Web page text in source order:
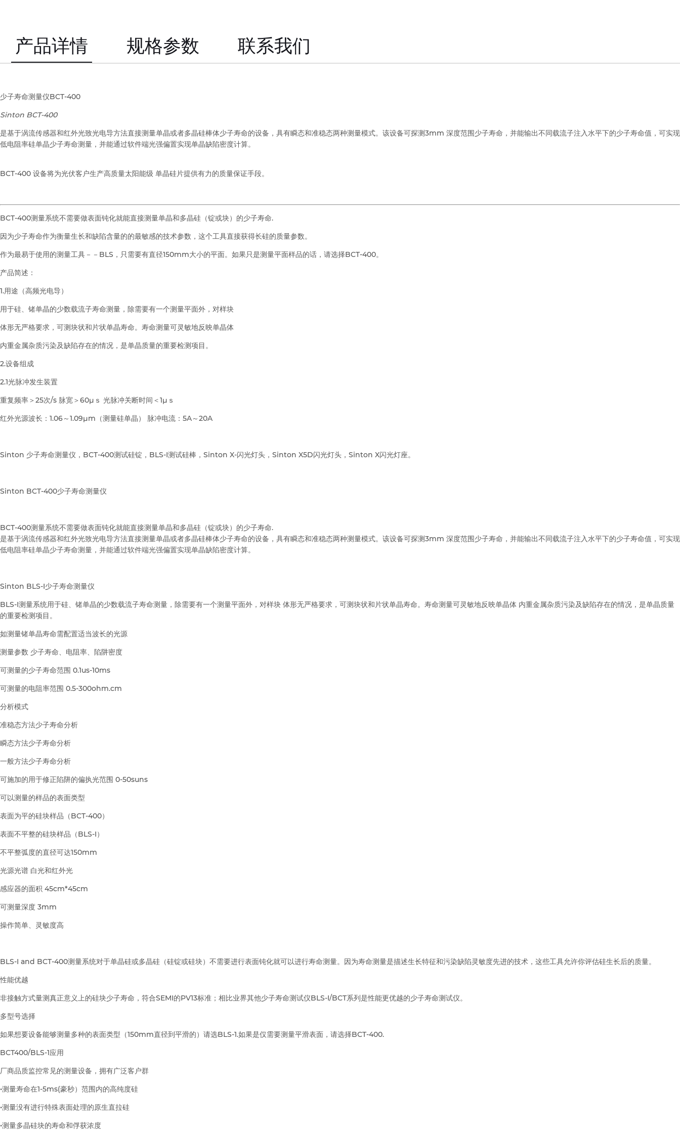
产品详情 规格参数 联系我们
少子寿命测量仪BCT-400
Sinton BCT-400
是基于涡流传感器和红外光致光电导方法直接测量单晶或者多晶硅棒体少子寿命的设备，具有瞬态和准稳态两种测量模式。该设备可探测3mm 深度范围少子寿命，并能输出不同载流子注入水平下的少子寿命值，可实现
低电阻率硅单晶少子寿命测量，并能通过软件端光强偏置实现单晶缺陷密度计算。
BCT-400 设备将为光伏客户生产高质量太阳能级 单晶硅片提供有力的质量保证手段。
BCT-400测量系统不需要做表面钝化就能直接测量单晶和多晶硅（锭或块）的少子寿命.
因为少子寿命作为衡量生长和缺陷含量的的最敏感的技术参数，这个工具直接获得长硅的质量参数。
作为最易于使用的测量工具－－BLS，只需要有直径150mm大小的平面。如果只是测量平面样品的话，请选择BCT-400。
产品简述：
1.用途（高频光电导）
用于硅、锗单晶的少数载流子寿命测量，除需要有一个测量平面外，对样块
体形无严格要求，可测块状和片状单晶寿命。寿命测量可灵敏地反映单晶体
内重金属杂质污染及缺陷存在的情况，是单晶质量的重要检测项目。
2.设备组成
2.1光脉冲发生装置
重复频率＞25次/s 脉宽＞60μｓ 光脉冲关断时间＜1μｓ
红外光源波长：1.06～1.09μm（测量硅单晶） 脉冲电流：5A～20A
Sinton 少子寿命测量仪，BCT-400测试硅锭，BLS-I测试硅棒，Sinton X-闪光灯头，Sinton X5D闪光灯头，Sinton X闪光灯座。
Sinton BCT-400少子寿命测量仪
BCT-400测量系统不需要做表面钝化就能直接测量单晶和多晶硅（锭或块）的少子寿命.
是基于涡流传感器和红外光致光电导方法直接测量单晶或者多晶硅棒体少子寿命的设备，具有瞬态和准稳态两种测量模式。该设备可探测3mm 深度范围少子寿命，并能输出不同载流子注入水平下的少子寿命值，可实现
低电阻率硅单晶少子寿命测量，并能通过软件端光强偏置实现单晶缺陷密度计算。
Sinton BLS-I少子寿命测量仪
BLS-I测量系统用于硅、锗单晶的少数载流子寿命测量，除需要有一个测量平面外，对样块 体形无严格要求，可测块状和片状单晶寿命。寿命测量可灵敏地反映单晶体 内重金属杂质污染及缺陷存在的情况，是单晶质量
的重要检测项目。
如测量锗单晶寿命需配置适当波长的光源
测量参数 少子寿命、电阻率、陷阱密度
可测量的少子寿命范围 0.1us-10ms
可测量的电阻率范围 0.5-300ohm.cm
分析模式
准稳态方法少子寿命分析
瞬态方法少子寿命分析
一般方法少子寿命分析
可施加的用于修正陷阱的偏执光范围 0-50suns
可以测量的样品的表面类型
表面为平的硅块样品（BCT-400）
表面不平整的硅块样品（BLS-I）
不平整弧度的直径可达150mm
光源光谱 白光和红外光
感应器的面积 45cm*45cm
可测量深度 3mm
操作简单、灵敏度高
BLS-I and BCT-400测量系统对于单晶硅或多晶硅（硅锭或硅块）不需要进行表面钝化就可以进行寿命测量。因为寿命测量是描述生长特征和污染缺陷灵敏度先进的技术，这些工具允许你评估硅生长后的质量。
性能优越
非接触方式量测真正意义上的硅块少子寿命，符合SEMI的PV13标准；相比业界其他少子寿命测试仪BLS-I/BCT系列是性能更优越的少子寿命测试仪。
多型号选择
如果想要设备能够测量多种的表面类型（150mm直径到平滑的）请选BLS-1.如果是仅需要测量平滑表面，请选择BCT-400.
BCT400/BLS-1应用
厂商品质监控常见的测量设备，拥有广泛客户群
•测量寿命在1-5ms(豪秒）范围内的高纯度硅
•测量没有进行特殊表面处理的原生直拉硅
•测量多晶硅块的寿命和俘获浓度